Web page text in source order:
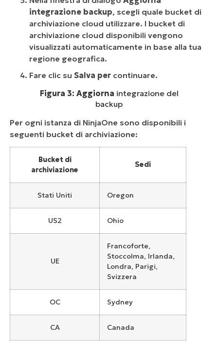
integrazione backup, scegli quale bucket di
archiviazione cloud utilizzare. I bucket di
archiviazione cloud disponibili vengono
visualizzati automaticamente in base alla tua
regione geografica.
Fare clic su Salva per continuare.
Figura 3: Aggiorna integrazione del
backup
Per ogni istanza di NinjaOne sono disponibili i
seguenti bucket di archiviazione:
Bucket di
archiviazione
Sedi
Stati Uniti Oregon
US2 Ohio
UE
Francoforte,
Stoccolma, Irlanda,
Londra, Parigi,
Svizzera
OC Sydney
CA Canada